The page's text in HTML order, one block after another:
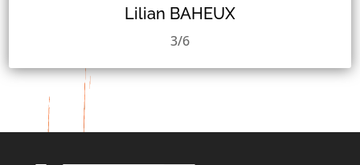
Lilian BAHEUX
3/6